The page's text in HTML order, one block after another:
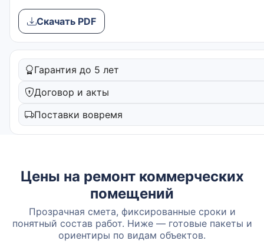
Скачать PDF
Гарантия до 5 лет
Договор и акты
Поставки вовремя
Цены на ремонт коммерческих
помещений
Прозрачная смета, фиксированные сроки и
понятный состав работ. Ниже — готовые пакеты и
ориентиры по видам объектов.